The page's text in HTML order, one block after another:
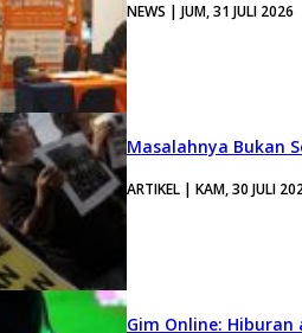
NEWS | JUM, 31 JULI 2026
Masalahnya Bukan
ARTIKEL | KAM, 30 JULI
Gim Online: